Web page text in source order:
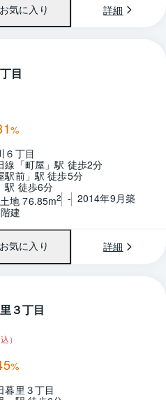
気に入り 詳細
1 / 0 間取り
目
%
６丁目
線「町屋」駅 徒歩2分
駅前」駅 徒歩5分
駅 徒歩6分
土地 76.85m2 - 2014年9月築
建
気に入り 詳細
1 / 0
３丁目
）
%
暮里３丁目